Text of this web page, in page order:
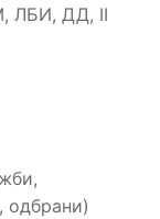
ЛБИ, ДД, II
одбрани)